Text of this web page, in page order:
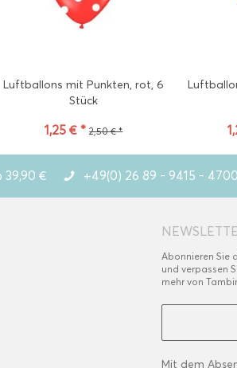
Luftballons mit Punkten, rot, 6
Stück
1,25 € * 2,50 € *
39,90 € +49(0) 26 89 - 9415 - 4700
Abonnieren Sie
und verpassen
mehr von
Mit dem